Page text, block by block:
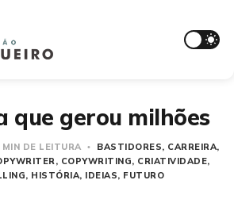
que gerou milhões
MIN DE LEITURA BASTIDORES
CARREIRA
COPYWRITING
CRIATIVIDADE
HISTÓRIA IDEIAS FUTURO